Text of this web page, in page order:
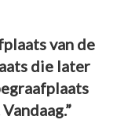
van de
die later